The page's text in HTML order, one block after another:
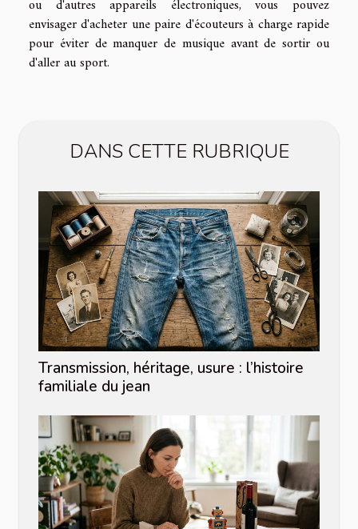
ou d'autres appareils électroniques, vous pouvez
envisager d'acheter une paire d'écouteurs à charge rapide
pour éviter de manquer de musique avant de sortir ou
d'aller au sport.
DANS CETTE RUBRIQUE
Transmission, héritage, usure : l’histoire
familiale du jean